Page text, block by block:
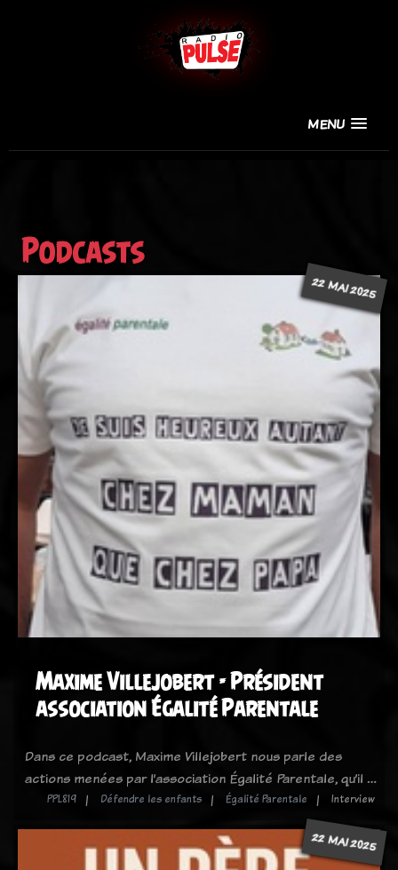
MENU
Podcasts
22 MAI 2025
Maxime Villejobert - Président
association Égalité Parentale
Dans ce podcast, Maxime Villejobert nous parle des
actions menées par l’association Égalité Parentale, qu’il …
PPL819 Défendre les enfants Égalité Parentale Interview
22 MAI 2025